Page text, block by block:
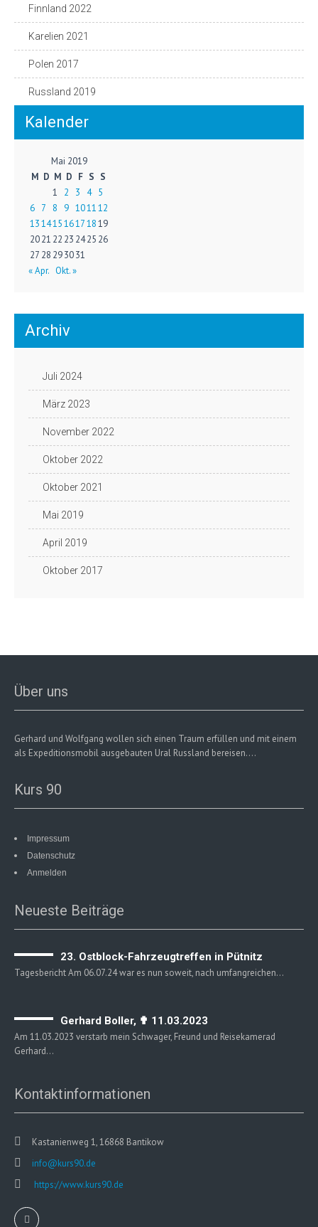
Finnland 2022
Karelien 2021
Polen 2017
Russland 2019
Kalender
Mai 2019
M D M D F S S
1
2 3 4 5
6 7 8 9 101112
13141516171819
2021 22 23 2425 26
27 28 293031
« Apr. Okt. »
Archiv
Juli 2024
März 2023
November 2022
Oktober 2022
Oktober 2021
Mai 2019
April 2019
Oktober 2017
Über uns
Gerhard und Wolfgang wollen sich einen Traum erfüllen und mit einem
als Expeditionsmobil ausgebauten Ural Russland bereisen....
Kurs 90
Impressum
Datenschutz
Anmelden
Neueste Beiträge
23. Ostblock-Fahrzeugtreffen in Pütnitz
Tagesbericht Am 06.07.24 war es nun soweit, nach umfangreichen…
Gerhard Boller, ✟ 11.03.2023
Am 11.03.2023 verstarb mein Schwager, Freund und Reisekamerad
Gerhard…
Kontaktinformationen
Kastanienweg 1, 16868 Bantikow
info@kurs90.de
https://www.kurs90.de